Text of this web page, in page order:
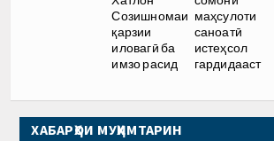
Созишномаи
қарзии
иловагӣ ба
имзо расид
маҳсулоти
саноатӣ
истеҳсол
гардидааст
ХАБАРҲОИ МУҲИМТАРИН